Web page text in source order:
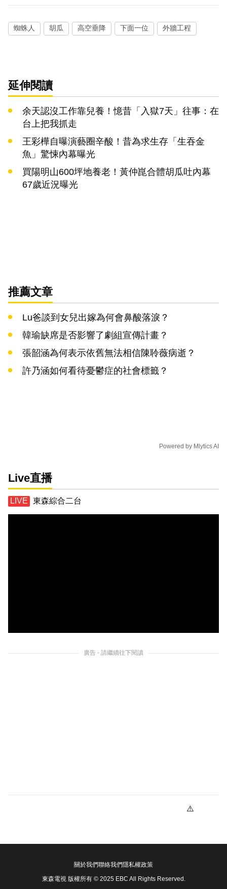
蜘蛛人 胡瓜 高空垂降 下面一位 外牆工程
延伸閱讀
余天認沒工作靠兒養！憶昔「入獄7天」往事：在
台上把我抓走
王彩樺自曝演藝圈辛酸！昔為求生存「生吞金
魚」驚悚內幕曝光
買陽明山600坪地養老！黃仲崑合體胡瓜吐內幕
67歲近況曝光
推薦文章
Lu爸談到女兒出嫁為何會鼻酸落淚？
韓瑜缺席是否影響了劇組宣傳計畫？
張韶涵為何表示依舊無法相信陳聆薇病逝？
許乃涵如何看待憂鬱症的社會標籤？
Powered by Mlytics AI
Live直播
東森綜合二台
廣告 - 請繼續往下閱讀
關於我們聯絡我們隱私權政策
東森電視 版權所有 © 2025 EBC All Rights Reserved.